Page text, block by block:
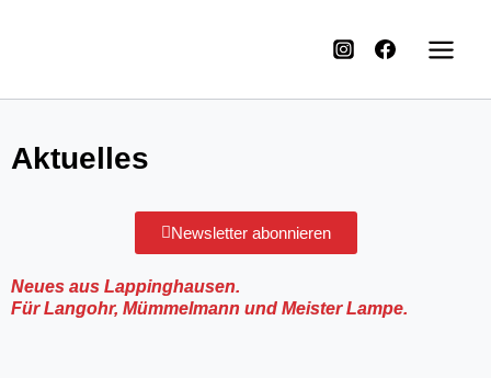
Aktuelles
Newsletter abonnieren
Neues aus Lappinghausen.
Für Langohr, Mümmelmann und Meister Lampe.